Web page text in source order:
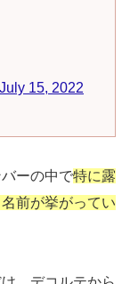
July 15, 2022
ーの中で特に露
前が挙がってい